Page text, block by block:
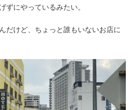
ずにやっているみたい。
だけど、ちょっと誰もいないお店に